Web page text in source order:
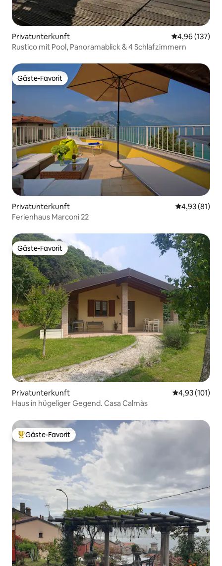
Privatunterkunft
4,96 (137)
Rustico mit Pool, Panoramablick & 4 Schlafzimmern
Gäste-Favorit
Gäste-Favorit
Privatunterkunft
4,93 (81)
Ferienhaus Marconi 22
Gäste-Favorit
Gäste-Favorit
Privatunterkunft
4,93 (101)
Haus in hügeliger Gegend. Casa Calmàs
Beliebter Gäste-Favorit.
Gäste-Favorit